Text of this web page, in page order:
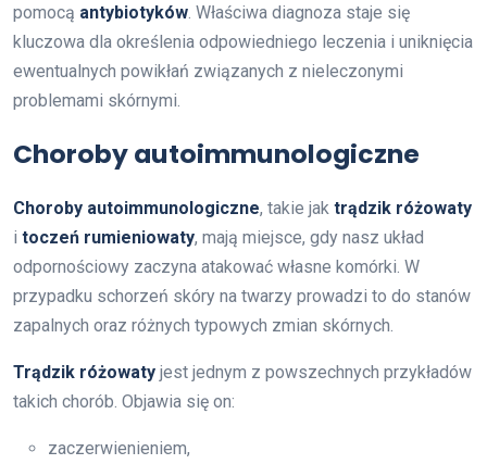
pomocą antybiotyków . Właściwa diagnoza staje się
kluczowa dla określenia odpowiedniego leczenia i uniknięcia
ewentualnych powikłań związanych z nieleczonymi
problemami skórnymi.
Choroby autoimmunologiczne
Choroby autoimmunologiczne, takie jak trądzik różowaty
i toczeń rumieniowaty, mają miejsce, gdy nasz układ
odpornościowy zaczyna atakować własne komórki. W
przypadku schorzeń skóry na twarzy prowadzi to do stanów
zapalnych oraz różnych typowych zmian skórnych.
Trądzik różowaty jest jednym z powszechnych przykładów
takich chorób. Objawia się on:
zaczerwienieniem,